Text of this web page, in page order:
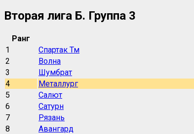
Вторая лига Б. Группа 3
Ранг
1
Спартак Тм
2
Волна
3
Шумбрат
4
Металлург
5
Салют
6
Сатурн
7
Рязань
8
Авангард